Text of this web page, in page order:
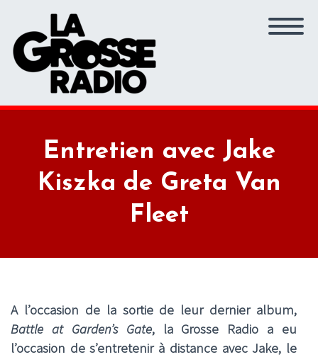
Entretien avec Jake
Kiszka de Greta Van
Fleet
A l’occasion de la sortie de leur dernier album,
Battle at Garden’s Gate, la Grosse Radio a eu
l’occasion de s’entretenir à distance avec Jake, le